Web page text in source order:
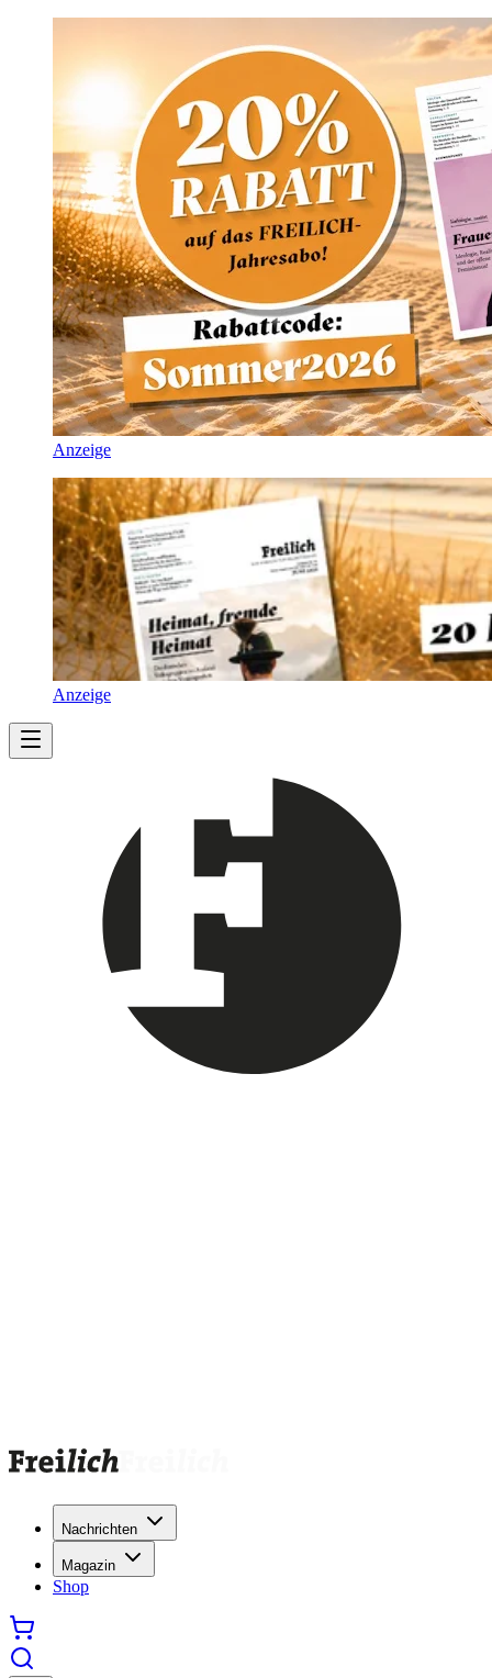
Anzeige
Anzeige
Nachrichten
Magazin
Shop